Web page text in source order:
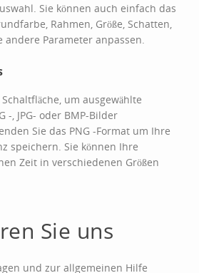
Sie können auch einfach das
Rahmen, Größe, Schatten,
Parameter anpassen.
um ausgewählte
-, JPG- oder BMP-Bilder
Sie das PNG -Format um Ihre
speichern. Sie können Ihre
Zeit in verschiedenen Größen
Sie uns
und zur allgemeinen Hilfe